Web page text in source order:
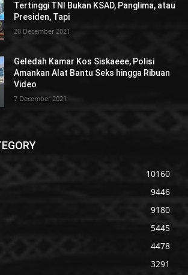
Tertinggi TNI Bukan KSAD, Panglima, atau
Presiden, Tapi
20 December 2021
Geledah Kamar Kos Siskaeee, Polisi
Amankan Alat Bantu Seks hingga Ribuan
Video
7 December 2021
10160
9446
9180
5445
4478
3291